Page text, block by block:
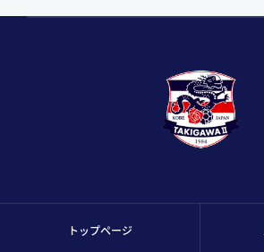
トップページ